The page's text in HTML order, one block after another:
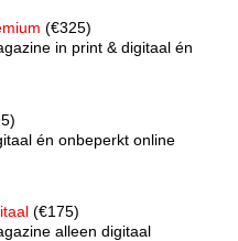
(€325)
in print & digitaal én
én onbeperkt online
(€175)
alleen digitaal